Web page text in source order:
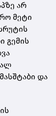
არ
მეტი
გემის
და